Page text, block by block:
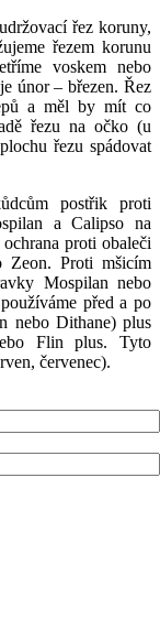
řez koruny,
řezem korunu
voskem nebo
únor – březen. Řez
a měl by mít co
řezu na očko (u
řezu spádovat
postřik proti
a Calipso na
proti obaleči
Zeon. Proti mšicím
Mospilan nebo
před a po
nebo Dithane) plus
Flin plus. Tyto
červenec).